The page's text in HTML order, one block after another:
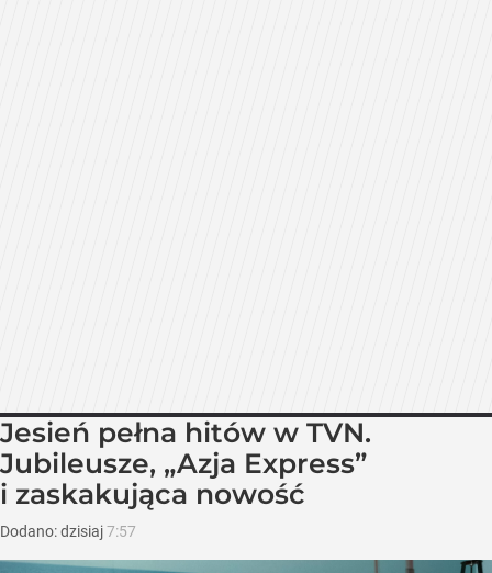
Jesień pełna hitów w TVN.
Jubileusze, „Azja Express”
i zaskakująca nowość
Dodano:dzisiaj7:57